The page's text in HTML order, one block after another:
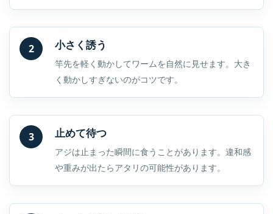
2 小さく誘う
竿先を軽く動かしてワームを自然に見せます。大き
く動かしすぎないのがコツです。
3 止めて待つ
アジは止まった瞬間に食うことがあります。違和感
や重みが出たらアタリの可能性があります。